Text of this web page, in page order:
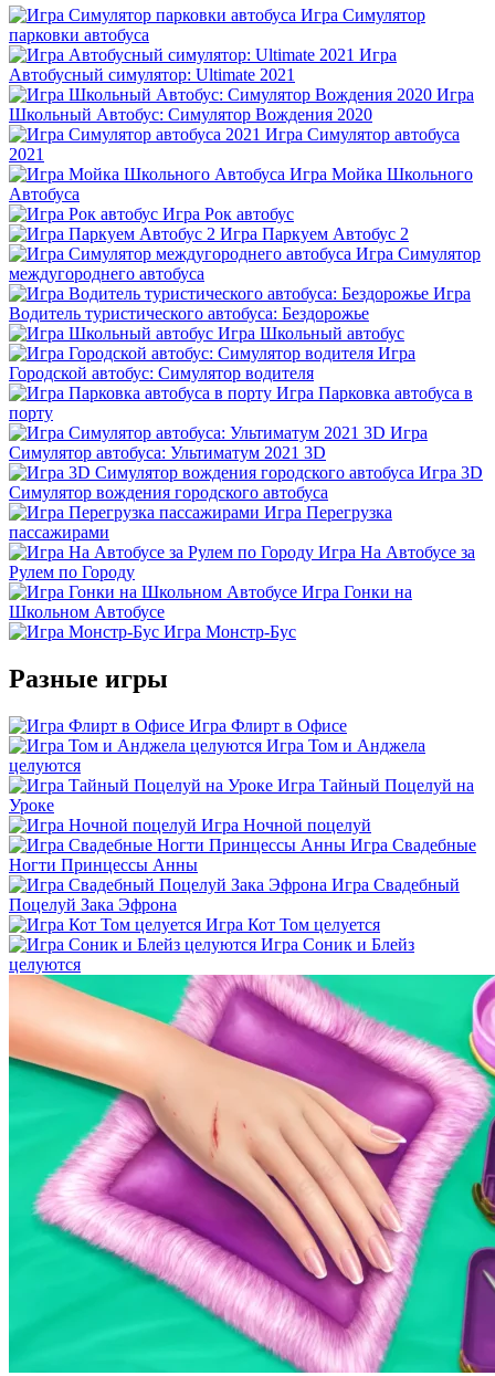
Игра Симулятор
парковки автобуса
Игра
Автобусный симулятор: Ultimate 2021
Игра
Школьный Автобус: Симулятор Вождения 2020
Игра Симулятор автобуса
2021
Игра Мойка Школьного
Автобуса
Игра Рок автобус
Игра Паркуем Автобус 2
Игра Симулятор
междугороднего автобуса
Игра
Водитель туристического автобуса: Бездорожье
Игра Школьный автобус
Игра
Городской автобус: Симулятор водителя
Игра Парковка автобуса в
порту
Игра
Симулятор автобуса: Ультиматум 2021 3D
Игра 3D
Симулятор вождения городского автобуса
Игра Перегрузка
пассажирами
Игра На Автобусе за
Рулем по Городу
Игра Гонки на
Школьном Автобусе
Игра Монстр-Бус
Разные игры
Игра Флирт в Офисе
Игра Том и Анджела
целуются
Игра Тайный Поцелуй на
Уроке
Игра Ночной поцелуй
Игра Свадебные
Ногти Принцессы Анны
Игра Свадебный
Поцелуй Зака Эфрона
Игра Кот Том целуется
Игра Соник и Блейз
целуются